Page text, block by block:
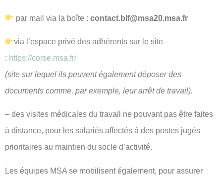
par mail via la boîte :contact.blf@msa20.msa.fr
via l’espace privé des adhérents sur le site
: https://corse.msa.fr/
(site sur lequel ils peuvent également déposer des
documents comme, par exemple, leur arrêt de travail).
– des visites médicales du travail ne pouvant pas être faites
à distance, pour les salariés affectés à des postes jugés
prioritaires au maintien du socle d’activité.
Les équipes MSA se mobilisent également, pour assurer